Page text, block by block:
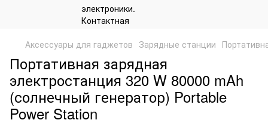
Аксессуары для гаджетов Зарядные станции
Портативная зарядная
электростанция 320 W 80000 mAh
(солнечный генератор) Portable
Power Station